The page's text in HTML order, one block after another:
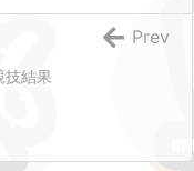
結果
Prev